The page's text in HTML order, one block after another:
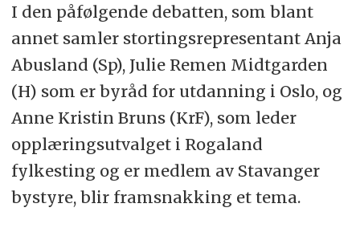
I den påfølgende debatten, som blant
annet samler stortingsrepresentant Anja
Abusland (Sp), Julie Remen Midtgarden
(H) som er byråd for utdanning i Oslo, og
Anne Kristin Bruns (KrF), som leder
opplæringsutvalget i Rogaland
fylkesting og er medlem av Stavanger
bystyre, blir framsnakking et tema.